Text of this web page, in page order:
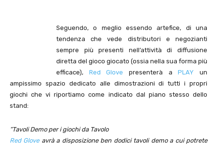
Seguendo, o meglio essendo artefice, di una
tendenza che vede distributori e negozianti
sempre più presenti nell’attività di diffusione
diretta del gioco giocato (ossia nella sua forma più
efficace), Red Glove presenterà aPLAY un
ampissimo spazio dedicato alle dimostrazioni di tutti i propri
giochi che vi riportiamo come indicato dal piano stesso dello
stand:
“Tavoli Demo per i giochi da Tavolo
Red Gloveavrà a disposizione ben dodici tavoli demo a cui potrete